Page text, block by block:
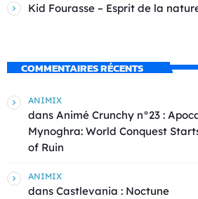
Kid Fourasse – Esprit de la
COMMENTAIRES RÉCENTS
ANIMIX
dans Animé Crunchy n°23 :
Mynoghra: World Conquest
of Ruin
ANIMIX
dans Castlevania : Noctune